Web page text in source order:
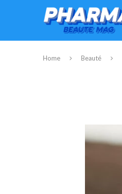
Home Beauté